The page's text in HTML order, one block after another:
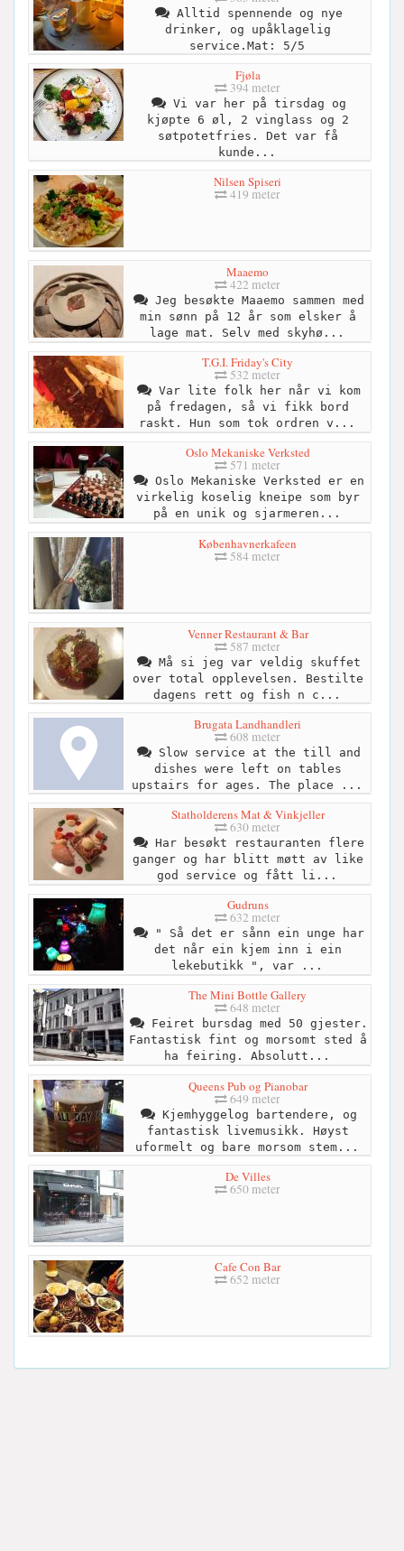
Alltid spennende og nye
drinker, og upåklagelig
service.Mat: 5/5
Fjøla
394 meter
Vi var her på tirsdag og
kjøpte 6 øl, 2 vinglass og 2
søtpotetfries. Det var få
kunde...
Nilsen Spiseri
419 meter
Maaemo
422 meter
Jeg besøkte Maaemo sammen med
min sønn på 12 år som elsker å
lage mat. Selv med skyhø...
T.G.I. Friday's City
532 meter
Var lite folk her når vi kom
på fredagen, så vi fikk bord
raskt. Hun som tok ordren v...
Oslo Mekaniske Verksted
571 meter
Oslo Mekaniske Verksted er en
virkelig koselig kneipe som byr
på en unik og sjarmeren...
Københavnerkafeen
584 meter
Venner Restaurant & Bar
587 meter
Må si jeg var veldig skuffet
over total opplevelsen. Bestilte
dagens rett og fish n c...
Brugata Landhandleri
608 meter
Slow service at the till and
dishes were left on tables
upstairs for ages. The place ...
Statholderens Mat & Vinkjeller
630 meter
Har besøkt restauranten flere
ganger og har blitt møtt av like
god service og fått li...
Gudruns
632 meter
" Så det er sånn ein unge har
det når ein kjem inn i ein
lekebutikk ", var ...
The Mini Bottle Gallery
648 meter
Feiret bursdag med 50 gjester.
Fantastisk fint og morsomt sted å
ha feiring. Absolutt...
Queens Pub og Pianobar
649 meter
Kjemhyggelog bartendere, og
fantastisk livemusikk. Høyst
uformelt og bare morsom stem...
De Villes
650 meter
Cafe Con Bar
652 meter